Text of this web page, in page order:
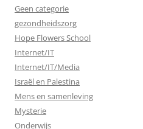
Geen categorie
gezondheidszorg
Hope Flowers School
Internet/IT
Internet/IT/Media
Israël en Palestina
Mens en samenleving
Mysterie
Onderwijs